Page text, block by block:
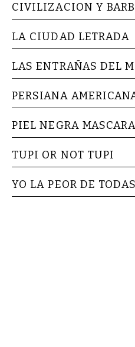
CIVILIZACION Y
LA CIUDAD LETRADA
LAS ENTRAÑAS DEL
PERSIANA
PIEL NEGRA
TUPI OR NOT TUPI
YO LA PEOR DE TODAS